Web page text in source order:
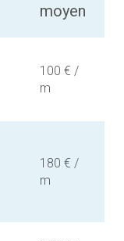
moyen
100 € /
m
180 € /
m